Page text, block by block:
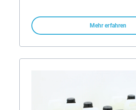
Mehr erfahren